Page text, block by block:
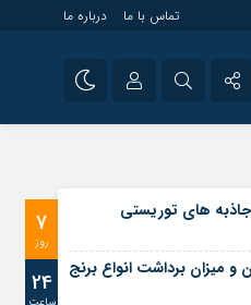
تماس با ما درباره ما
7
روز
24
های توریستی
و میزان برداشت انواع برنج